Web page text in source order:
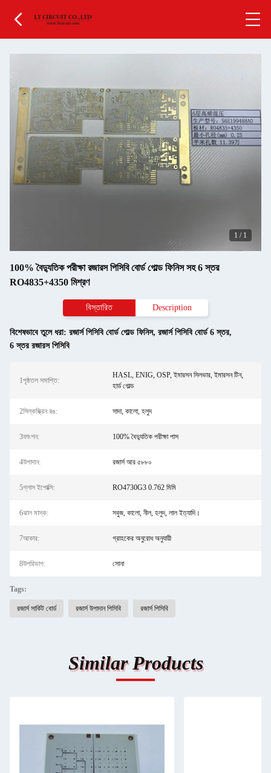
1 / 1
100% বৈদ্যুতিক পরীক্ষা রজারস পিসিবি বোর্ড গোল্ড ফিনিস সহ 6 স্তর
RO4835+4350 মিশ্রণ
বিস্তারিত Description
বিশেষভাবে তুলে ধরা: রজার্স পিসিবি বোর্ড গোল্ড ফিনিস, রজার্স পিসিবি বোর্ড 6 স্তর,
6 স্তর রজারস পিসিবি
1পৃষ্ঠতল সমাপ্তি:
HASL, ENIG, OSP, ইমারসন সিলভার, ইমারসন টিন,
হার্ড গোল্ড
2সিল্কস্ক্রিন রঙ: সাদা, কালো, হলুদ
3ফাংশন: 100% বৈদ্যুতিক পরীক্ষা পাস
4উপাদান: রজার্স আর ৫৮৮০
5গ্লাস ইপোক্সি: RO4730G3 0.762 মিমি
6ঝাল মাস্ক: সবুজ, কালো, নীল, হলুদ, লাল ইত্যাদি।
7আকার: গ্রাহকের অনুরোধ অনুযায়ী
8উপরিভাগ: সোনা
Tags:
রজার্স সার্কিট বোর্ড রজার্স উপাদান পিসিবি রজার্স পিসিবি
Similar Products